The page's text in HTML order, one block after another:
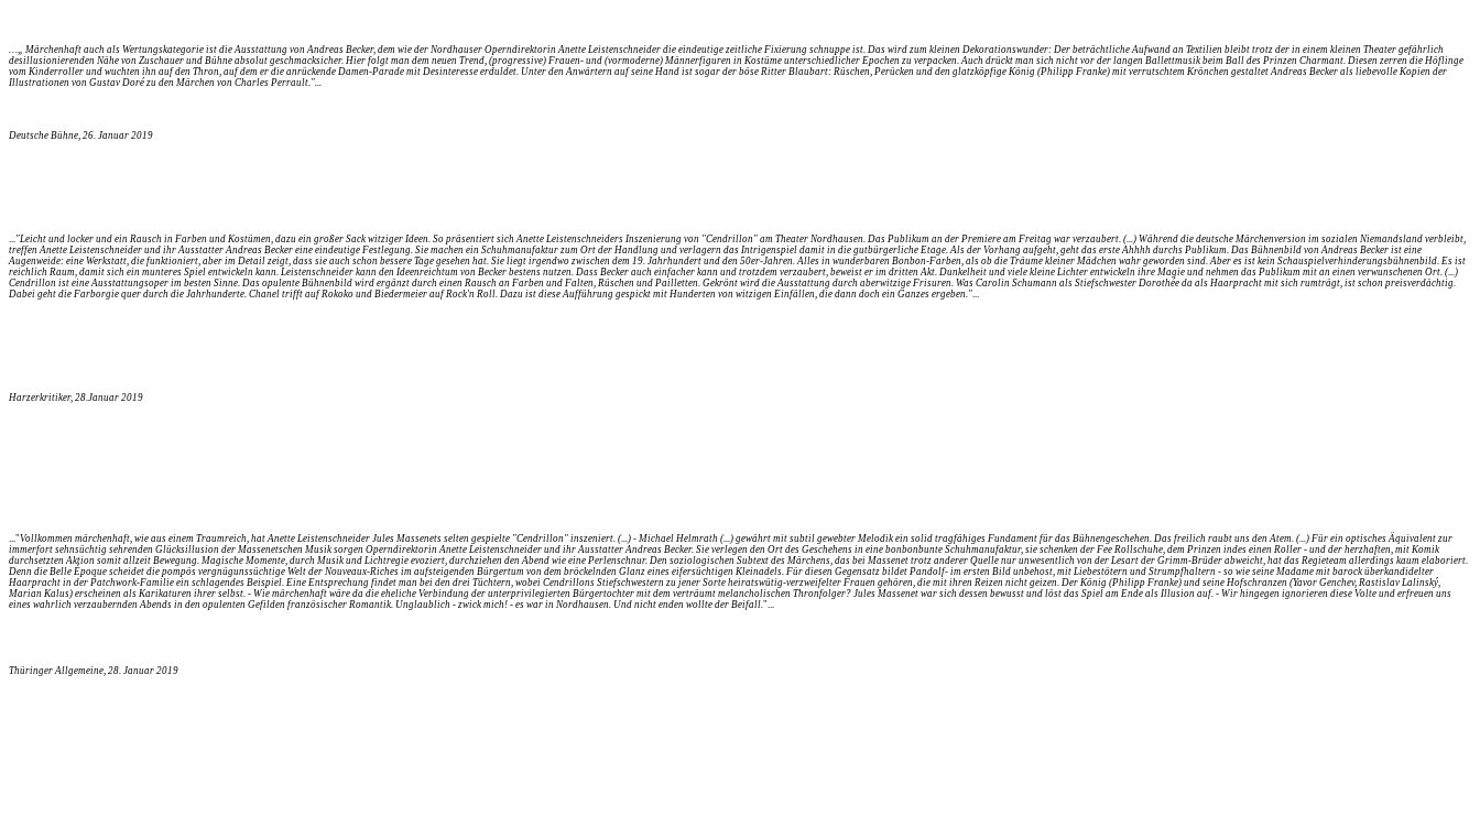
…„ Märchenhaft auch als Wertungskategorie ist die Ausstattung von Andreas Becker, dem wie der Nordhauser Operndirektorin Anette Leistenschneider die eindeutige zeitliche Fixierung schnuppe ist. Das wird zum kleinen Dekorationswunder: Der beträchtliche Aufwand an Textilien bleibt trotz der in einem kleinen Theater gefährlich
desillusionierenden Nähe von Zuschauer und Bühne absolut geschmacksicher. Hier folgt man dem neuen Trend, (progressive) Frauen- und (vormoderne) Männerfiguren in Kostüme unterschiedlicher Epochen zu verpacken. Auch drückt man sich nicht vor der langen Ballettmusik beim Ball des Prinzen Charmant. Diesen zerren die Höflinge
vom Kinderroller und wuchten ihn auf den Thron, auf dem er die anrückende Damen-Parade mit Desinteresse erduldet. Unter den Anwärtern auf seine Hand ist sogar der böse Ritter Blaubart: Rüschen, Perücken und den glatzköpfige König (Philipp Franke) mit verrutschtem Krönchen gestaltet Andreas Becker als liebevolle Kopien der
Illustrationen von Gustav Doré zu den Märchen von Charles Perrault."...
Deutsche Bühne, 26. Januar 2019
..."Leicht und locker und ein Rausch in Farben und Kostümen, dazu ein großer Sack witziger Ideen. So präsentiert sich Anette Leistenschneiders Inszenierung von "Cendrillon" am Theater Nordhausen. Das Publikum an der Premiere am Freitag war verzaubert. (...) Während die deutsche Märchenversion im sozialen Niemandsland verbleibt,
treffen Anette Leistenschneider und ihr Ausstatter Andreas Becker eine eindeutige Festlegung. Sie machen ein Schuhmanufaktur zum Ort der Handlung und verlagern das Intrigenspiel damit in die gutbürgerliche Etage. Als der Vorhang aufgeht, geht das erste Ahhhh durchs Publikum. Das Bühnenbild von Andreas Becker ist eine
Augenweide: eine Werkstatt, die funktioniert, aber im Detail zeigt, dass sie auch schon bessere Tage gesehen hat. Sie liegt irgendwo zwischen dem 19. Jahrhundert und den 50er-Jahren. Alles in wunderbaren Bonbon-Farben, als ob die Träume kleiner Mädchen wahr geworden sind. Aber es ist kein Schauspielverhinderungsbühnenbild. Es ist
reichlich Raum, damit sich ein munteres Spiel entwickeln kann. Leistenschneider kann den Ideenreichtum von Becker bestens nutzen. Dass Becker auch einfacher kann und trotzdem verzaubert, beweist er im dritten Akt. Dunkelheit und viele kleine Lichter entwickeln ihre Magie und nehmen das Publikum mit an einen verwunschenen Ort. (...)
Cendrillon ist eine Ausstattungsoper im besten Sinne. Das opulente Bühnenbild wird ergänzt durch einen Rausch an Farben und Falten, Rüschen und Pailletten. Gekrönt wird die Ausstattung durch aberwitzige Frisuren. Was Carolin Schumann als Stiefschwester Dorothée da als Haarpracht mit sich rumträgt, ist schon preisverdächtig.
Dabei geht die Farborgie quer durch die Jahrhunderte. Chanel trifft auf Rokoko und Biedermeier auf Rock'n Roll. Dazu ist diese Aufführung gespickt mit Hunderten von witzigen Einfällen, die dann doch ein Ganzes ergeben."...
Harzerkritiker, 28.Januar 2019
..."Vollkommen märchenhaft, wie aus einem Traumreich, hat Anette Leistenschneider Jules Massenets selten gespielte "Cendrillon" inszeniert. (...) - Michael Helmrath (...) gewährt mit subtil gewebter Melodik ein solid tragfähiges Fundament für das Bühnengeschehen. Das freilich raubt uns den Atem. (...) Für ein optisches Äquivalent zur
immerfort sehnsüchtig sehrenden Glücksillusion der Massenetschen Musik sorgen Operndirektorin Anette Leistenschneider und ihr Ausstatter Andreas Becker. Sie verlegen den Ort des Geschehens in eine bonbonbunte Schuhmanufaktur, sie schenken der Fee Rollschuhe, dem Prinzen indes einen Roller - und der herzhaften, mit Komik
durchsetzten Aktion somit allzeit Bewegung. Magische Momente, durch Musik und Lichtregie evoziert, durchziehen den Abend wie eine Perlenschnur. Den soziologischen Subtext des Märchens, das bei Massenet trotz anderer Quelle nur unwesentlich von der Lesart der Grimm-Brüder abweicht, hat das Regieteam allerdings kaum elaboriert.
Denn die Belle Époque scheidet die pompös vergnügunssüchtige Welt der Nouveaux-Riches im aufsteigenden Bürgertum von dem bröckelnden Glanz eines eifersüchtigen Kleinadels. Für diesen Gegensatz bildet Pandolf- im ersten Bild unbehost, mit Liebestötern und Strumpfhaltern - so wie seine Madame mit barock überkandidelter
Haarpracht in der Patchwork-Familie ein schlagendes Beispiel. Eine Entsprechung findet man bei den drei Tüchtern, wobei Cendrillons Stiefschwestern zu jener Sorte heiratswütig-verzweifelter Frauen gehören, die mit ihren Reizen nicht geizen. Der König (Philipp Franke) und seine Hofschranzen (Yavor Genchev, Rastislav Lalinský,
Marian Kalus) erscheinen als Karikaturen ihrer selbst. - Wie märchenhaft wäre da die eheliche Verbindung der unterprivilegierten Bürgertochter mit dem verträumt melancholischen Thronfolger? Jules Massenet war sich dessen bewusst und löst das Spiel am Ende als Illusion auf. - Wir hingegen ignorieren diese Volte und erfreuen uns
eines wahrlich verzaubernden Abends in den opulenten Gefilden französischer Romantik. Unglaublich - zwick mich! - es war in Nordhausen. Und nicht enden wollte der Beifall."...
Thüringer Allgemeine, 28. Januar 2019